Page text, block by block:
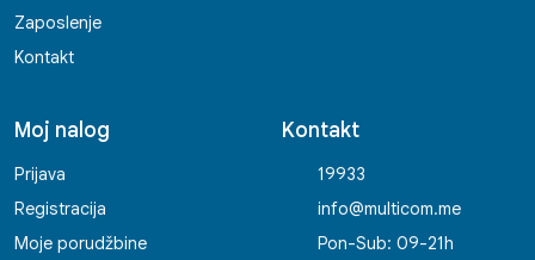
Zaposlenje
Kontakt
Moj nalog
Prijava
Registracija
Moje porudžbine
Kontakt
19933
info@multicom.me
Pon-Sub: 09-21h